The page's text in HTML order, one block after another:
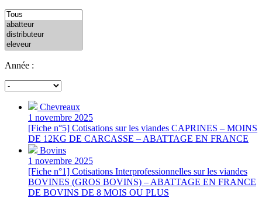
Année :
Chevreaux
1 novembre 2025
[Fiche n°5] Cotisations sur les viandes CAPRINES – MOINS
DE 12KG DE CARCASSE – ABATTAGE EN FRANCE
Bovins
1 novembre 2025
[Fiche n°1] Cotisations Interprofessionnelles sur les viandes
BOVINES (GROS BOVINS) – ABATTAGE EN FRANCE
DE BOVINS DE 8 MOIS OU PLUS